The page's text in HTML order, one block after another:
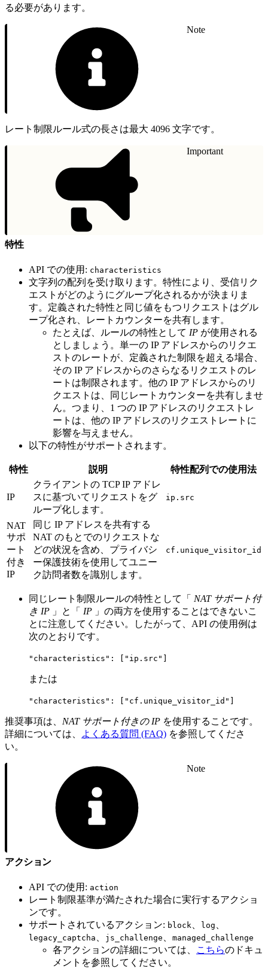
る必要があります。
Note
レート制限ルール式の長さは最大 4096 文字です。
Important
特性
API での使用: characteristics
文字列の配列を受け取ります。特性により、受信リク
エストがどのようにグループ化されるかが決まりま
す。定義された特性と同じ値をもつリクエストはグル
ープ化され、レートカウンターを共有します。
たとえば、ルールの特性として IP が使用される
としましょう。単一の IP アドレスからのリクエ
ストのレートが、定義された制限を超える場合、
その IP アドレスからのさらなるリクエストのレ
ートは制限されます。他の IP アドレスからのリ
クエストは、同じレートカウンターを共有しませ
ん。つまり、1 つの IP アドレスのリクエストレ
ートは、他の IP アドレスのリクエストレートに
影響を与えません。
以下の特性がサポートされます。
特性 説明 特性配列での使用法
IP
クライアントの TCP IP アドレ
スに基づいてリクエストをグ
ループ化します。
ip.src
NAT
サポ
ート
付き
IP
同じ IP アドレスを共有する
NAT のもとでのリクエストな
どの状況を含め、プライバシ
ー保護技術を使用してユニー
ク訪問者数を識別します。
cf.unique_visitor_id
同じレート制限ルールの特性として「 NAT サポート付
き IP 」と「 IP 」の両方を使用することはできないこ
とに注意してください。したがって、API の使用例は
次のとおりです。
"characteristics": ["ip.src"]
または
"characteristics": ["cf.unique_visitor_id"]
推奨事項は、 NAT サポート付きの IP を使用することです。
詳細については、
よくある質問 (FAQ) を参照してくださ
い。
Note
アクション
API での使用: action
レート制限基準が満たされた場合に実行するアクショ
ンです。
サポートされているアクション: block log
legacy_captcha js_challenge managed_challenge
各アクションの詳細については、 こちらのドキュ
メントを参照してください。